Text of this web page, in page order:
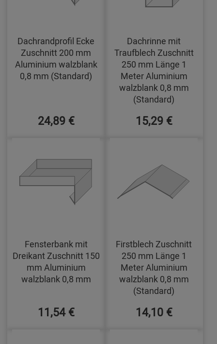
Dachrandprofil Ecke
Zuschnitt 200 mm
Aluminium walzblank
0,8 mm (Standard)
24,89 €
Dachrinne mit
Traufblech Zuschnitt
250 mm Länge 1
Meter Aluminium
walzblank 0,8 mm
(Standard)
15,29 €
Fensterbank mit
Dreikant Zuschnitt 150
mm Aluminium
walzblank 0,8 mm
11,54 €
Firstblech Zuschnitt
250 mm Länge 1
Meter Aluminium
walzblank 0,8 mm
(Standard)
14,10 €